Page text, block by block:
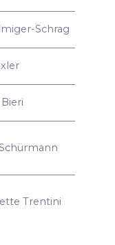
Schrag
Trentini